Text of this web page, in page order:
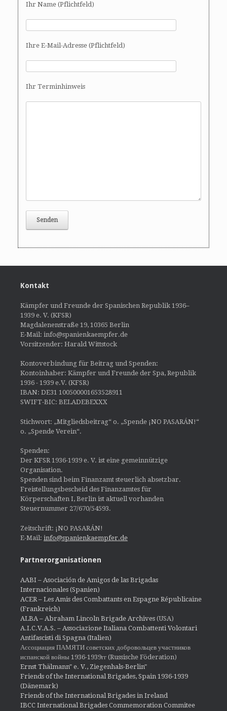
Ihr Name (Pflichtfeld)
Ihre E-Mail-Adresse (Pflichtfeld)
Ihr Terminhinweis
Kontakt
Kämpfer und Freunde der Spanischen Republik 1936–
1939 e. V. (KFSR)
Magdalenenstraße 19, 10365 Berlin
E-Mail: info@spanienkaempfer.de
Vorsitzender: Harald Wittstock
Kontoverbindung für Beitrag und Spenden:
Kontoinhaber: Kämpfer und Freunde der Spa, Republik
1936 - 1939 e.V. (KFSR)
IBAN: DE31 100500001653528911
SWIFT-BIC: BELADEBEXXX
Stichwort: „Mitgliedsbeitrag“ o. „Spende ¡NO PASARÁN!“
o. „Spende Verein“.
Spenden:
Der KFSR 1936-1939 e. V. ist eine gemeinnützige
Organisation.
Spenden sind beim Finanzamt steuerlich absetzbar.
Freistellungsbescheid des Finanzamtes für
Körperschaften I, Berlin ist aktuell vorhanden
Steuernummer 27/670/54593.
Zeitschrift: ¡NO PASARÁN!
E-Mail: info@spanienkaempfer.de
Partnerorganisationen
AABI – Asociación de Amigos de las Brigadas
Internacionales (Spanien)
ACER – Les Amis des Combattants en Espagne Républicaine
(Frankreich)
ALBA – Abraham Lincoln Brigade Archives (USA)
A.I.C.V.A.S. – Associazione Italiana Combattenti Volontari
Antifascisti di Spagna (Italien)
Ассоциация ПАМЯТИ советских добровольцев участников
испанской войны 1936-1939гг (Russische Föderation)
Ernst Thälmann" e. V., Ziegenhals-Berlin"
Friends of the International Brigades, Spain 1936-1939
(Dänemark)
Friends of the International Brigades in Ireland
IBCC International Brigades Commemoration Commitee